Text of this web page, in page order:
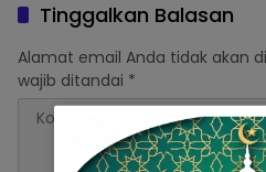
Tinggalkan Balasan
Alamat email Anda tidak akan
wajib ditandai *